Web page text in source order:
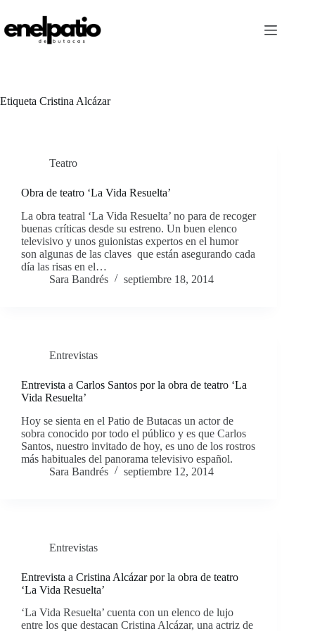
contenido
Etiqueta Cristina Alcázar
Teatro
Obra de teatro ‘La Vida Resuelta’
La obra teatral ‘La Vida Resuelta’ no para de recoger
buenas críticas desde su estreno. Un buen elenco
televisivo y unos guionistas expertos en el humor
son algunas de las claves que están asegurando cada
día las risas en el…
Sara Bandrés
septiembre 18, 2014
Entrevistas
Entrevista a Carlos Santos por la obra de teatro ‘La
Vida Resuelta’
Hoy se sienta en el Patio de Butacas un actor de
sobra conocido por todo el público y es que Carlos
Santos, nuestro invitado de hoy, es uno de los rostros
más habituales del panorama televisivo español.
Sara Bandrés
septiembre 12, 2014
Entrevistas
Entrevista a Cristina Alcázar por la obra de teatro
‘La Vida Resuelta’
‘La Vida Resuelta’ cuenta con un elenco de lujo
entre los que destacan Cristina Alcázar, una actriz de